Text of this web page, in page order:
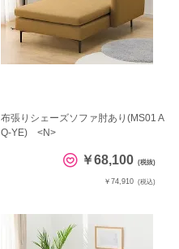
布張りシェーズソファ肘あり(MS01 A
Q-YE) <N>
￥68,100 (税抜)
￥74,910 (税込)